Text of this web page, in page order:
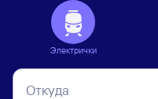
Электрички
Откуда